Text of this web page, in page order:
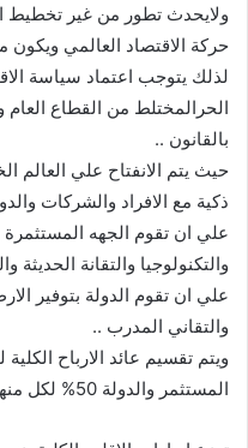
ولايحدث تطور من غير تخطيط
حركة الاقتصاد العالمي ويكون
لذلك يتوجب اعتماد سياسة
الحرالمختلط من القطاع
بالقانون ..
حيث يتم الانفتاح علي العالم
ذكية مع الافراد والشركات
علي ان تقوم الجهه المستثمرة
والتكنولوجيا والتقانة الحديثة
علي ان تقوم الدولة بتوفير
والتقاني المدرب ..
ويتم تقسيم عائد الارباح
المستثمر والدولة 50% لكل منهما …